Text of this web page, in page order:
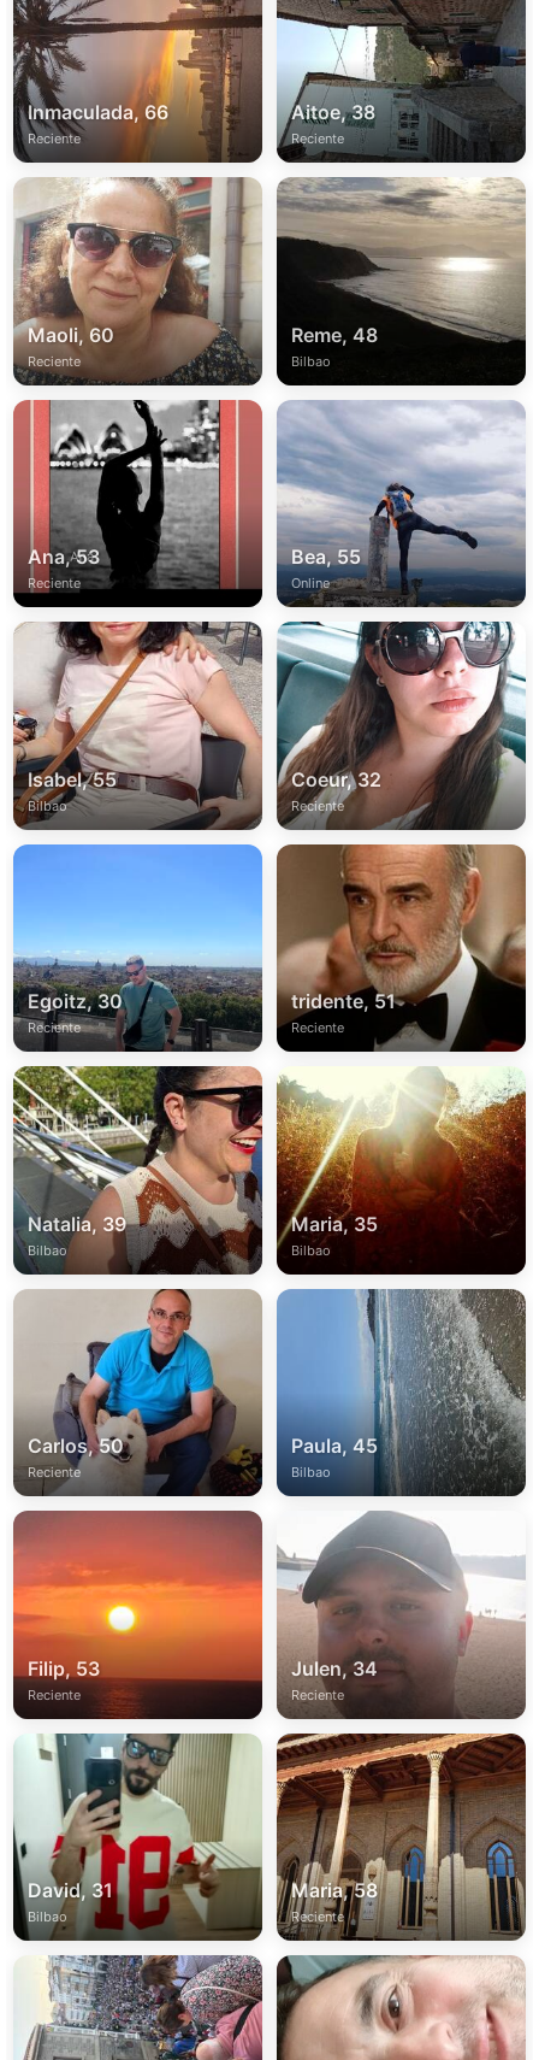
Inmaculada, 66
Reciente
Aitoe, 38
Reciente
Maoli, 60
Reciente
Reme, 48
Bilbao
Ana, 53
Reciente
Bea, 55
Online
Isabel, 55
Bilbao
Coeur, 32
Reciente
Egoitz, 30
Reciente
tridente, 51
Reciente
Natalia, 39
Bilbao
Maria, 35
Bilbao
Carlos, 50
Reciente
Paula, 45
Bilbao
Filip, 53
Reciente
Julen, 34
Reciente
David, 31
Bilbao
Maria, 58
Reciente